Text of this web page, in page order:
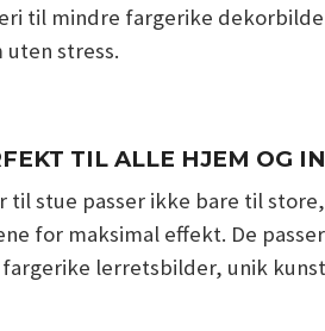
til mindre fargerike
uten stress.
TIL ALLE HJEM OG
til stue passer ikke bare til
for maksimal effekt. De
fargerike lerretsbilder, unik